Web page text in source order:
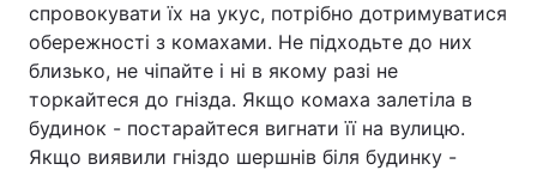
спровокувати їх на укус, потрібно дотримуватися
обережності з комахами. Не підходьте до них
близько, не чіпайте і ні в якому разі не
торкайтеся до гнізда. Якщо комаха залетіла в
будинок - постарайтеся вигнати її на вулицю.
Якщо виявили гніздо шершнів біля будинку -